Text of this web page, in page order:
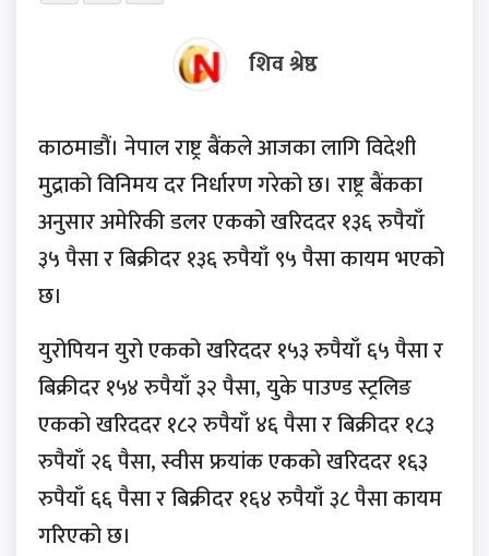
शिव श्रेष्ठ
काठमाडौं। नेपाल राष्ट्र बैंकले आजका लागि विदेशी
मुद्राको विनिमय दर निर्धारण गरेको छ। राष्ट्र बैंकका
अनुसार अमेरिकी डलर एकको खरिददर १३६ रुपैयाँ
३५ पैसा र बिक्रीदर १३६ रुपैयाँ ९५ पैसा कायम भएको
छ।
युरोपियन युरो एकको खरिददर १५३ रुपैयाँ ६५ पैसा र
बिक्रीदर १५४ रुपैयाँ ३२ पैसा, युके पाउण्ड स्ट्रलिङ
एकको खरिददर १८२ रुपैयाँ ४६ पैसा र बिक्रीदर १८३
रुपैयाँ २६ पैसा, स्वीस फ्रयांक एकको खरिददर १६३
रुपैयाँ ६६ पैसा र बिक्रीदर १६४ रुपैयाँ ३८ पैसा कायम
गरिएको छ।